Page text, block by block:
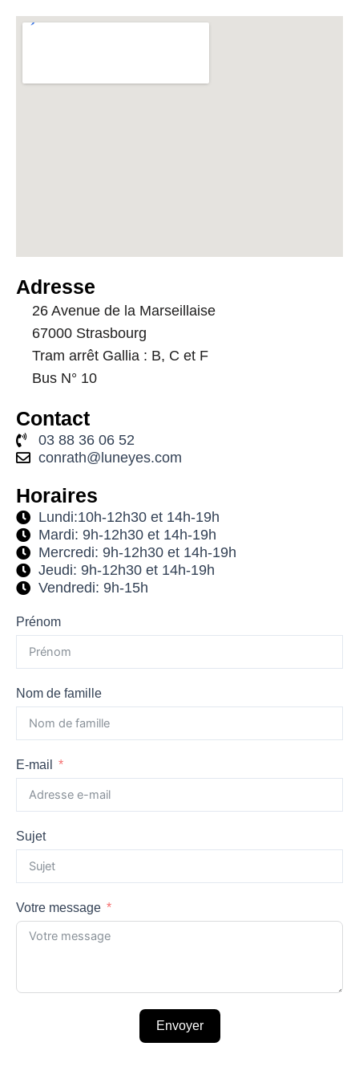
Adresse
26 Avenue de la Marseillaise
67000 Strasbourg
Tram arrêt Gallia : B, C et F
Bus N° 10
Contact
03 88 36 06 52
conrath@luneyes.com
Horaires
Lundi:10h-12h30 et 14h-19h
Mardi: 9h-12h30 et 14h-19h
Mercredi: 9h-12h30 et 14h-19h
Jeudi: 9h-12h30 et 14h-19h
Vendredi: 9h-15h
Prénom
Nom de famille
E-mail
Sujet
Votre message
Envoyer